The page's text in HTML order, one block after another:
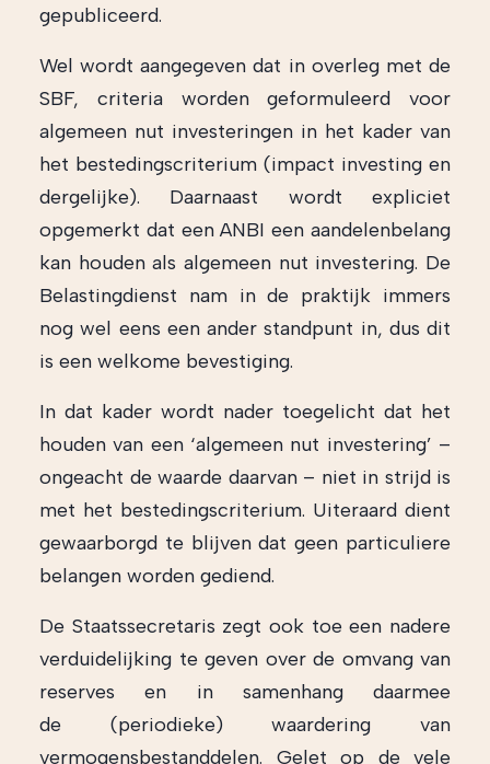
gepubliceerd.
Wel wordt aangegeven dat in overleg met de
SBF, criteria worden geformuleerd voor
algemeen nut investeringen in het kader van
het bestedingscriterium (impact investing en
dergelijke). Daarnaast wordt expliciet
opgemerkt dat een ANBI een aandelenbelang
kan houden als algemeen nut investering. De
Belastingdienst nam in de praktijk immers
nog wel eens een ander standpunt in, dus dit
is een welkome bevestiging.
In dat kader wordt nader toegelicht dat het
houden van een ‘algemeen nut investering’ –
ongeacht de waarde daarvan – niet in strijd is
met het bestedingscriterium. Uiteraard dient
gewaarborgd te blijven dat geen particuliere
belangen worden gediend.
De Staatssecretaris zegt ook toe een nadere
verduidelijking te geven over de omvang van
reserves en in samenhang daarmee
de (periodieke) waardering van
vermogensbestanddelen. Gelet op de vele